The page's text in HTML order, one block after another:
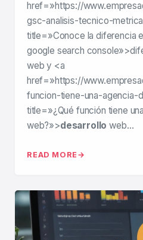
href=»https://
gsc-analisis-tecnico-
title=»Conoce la diferencia
google search
web y <a
href=»https://
funcion-tiene-una-agencia-
title=»¿Qué función tiene
web?»>desarrollo web…
READ MORE